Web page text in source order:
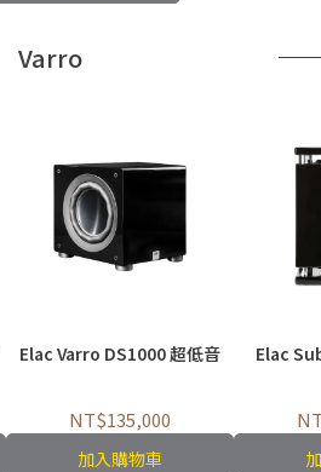
Varro
Elac Varro DS1000 超低音
NT$135,000
加入購物車
Elac